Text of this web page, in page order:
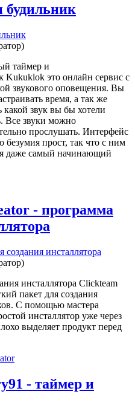
таймер и
Kukuklok это онлайн сервис с
звукового оповещения. Вы
время, а так же
какой звук вы бы хотели
Все звуки можно
прослушать. Интерфейс
безумия прост, так что с ним
даже самый начинающий
- программа
создания инсталлятора
инсталлятора Clickteam
пакет для создания
С помощью мастера
инсталлятор уже через
выделяет продукт перед
- таймер и